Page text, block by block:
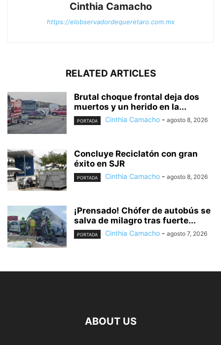
Cinthia Camacho
https://elobservadordequeretaro.com.mx
RELATED ARTICLES
Brutal choque frontal deja dos
muertos y un herido en la...
PORTADA Cinthia Camacho - agosto 8, 2026
Concluye Reciclatón con gran
éxito en SJR
PORTADA Cinthia Camacho - agosto 8, 2026
¡Prensado! Chófer de autobús se
salva de milagro tras fuerte...
PORTADA Cinthia Camacho - agosto 7, 2026
ABOUT US